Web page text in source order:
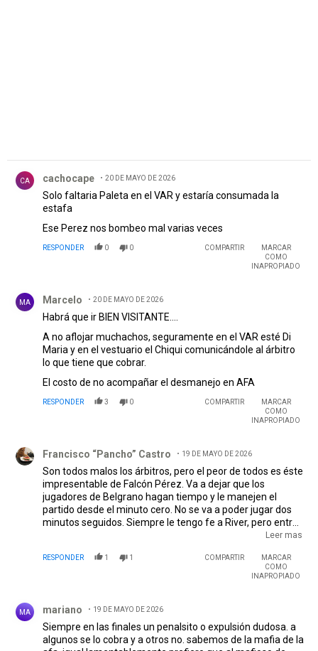
CA cachocape 20 DE MAYO DE 2026
Solo faltaria Paleta en el VAR y estaría consumada la
estafa
Ese Perez nos bombeo mal varias veces
RESPONDER 0 0 COMPARTIR
MARCAR
COMO
INAPROPIADO
MA Marcelo 20 DE MAYO DE 2026
Habrá que ir BIEN VISITANTE....
A no aflojar muchachos, seguramente en el VAR esté Di
Maria y en el vestuario el Chiqui comunicándole al árbitro
lo que tiene que cobrar.
El costo de no acompañar el desmanejo en AFA
RESPONDER 3 0 COMPARTIR
MARCAR
COMO
INAPROPIADO
Francisco “Pancho” Castro 19 DE MAYO DE 2026
Son todos malos los árbitros, pero el peor de todos es éste
impresentable de Falcón Pérez. Va a dejar que los
jugadores de Belgrano hagan tiempo y le manejen el
partido desde el minuto cero. No se va a poder jugar dos
minutos seguidos. Siempre le tengo fe a River, pero entre
las bajas, la localía injusta de Belgrano (oh casualidad, toca
parece que tenemos tristemente chances iguales en el
Leer mas
RESPONDER 1 1 COMPARTIR
MARCAR
COMO
INAPROPIADO
MA mariano 19 DE MAYO DE 2026
Siempre en las finales un penalsito o expulsión dudosa. a
algunos se lo cobra y a otros no. sabemos de la mafia de la